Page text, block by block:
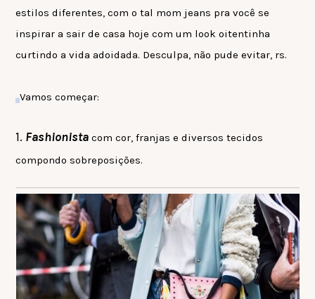
estilos diferentes, com o tal mom jeans pra você se
inspirar a sair de casa hoje com um look oitentinha
curtindo a vida adoidada. Desculpa, não pude evitar, rs.
Vamos começar:
1. Fashionista com cor, franjas e diversos tecidos
compondo sobreposições.